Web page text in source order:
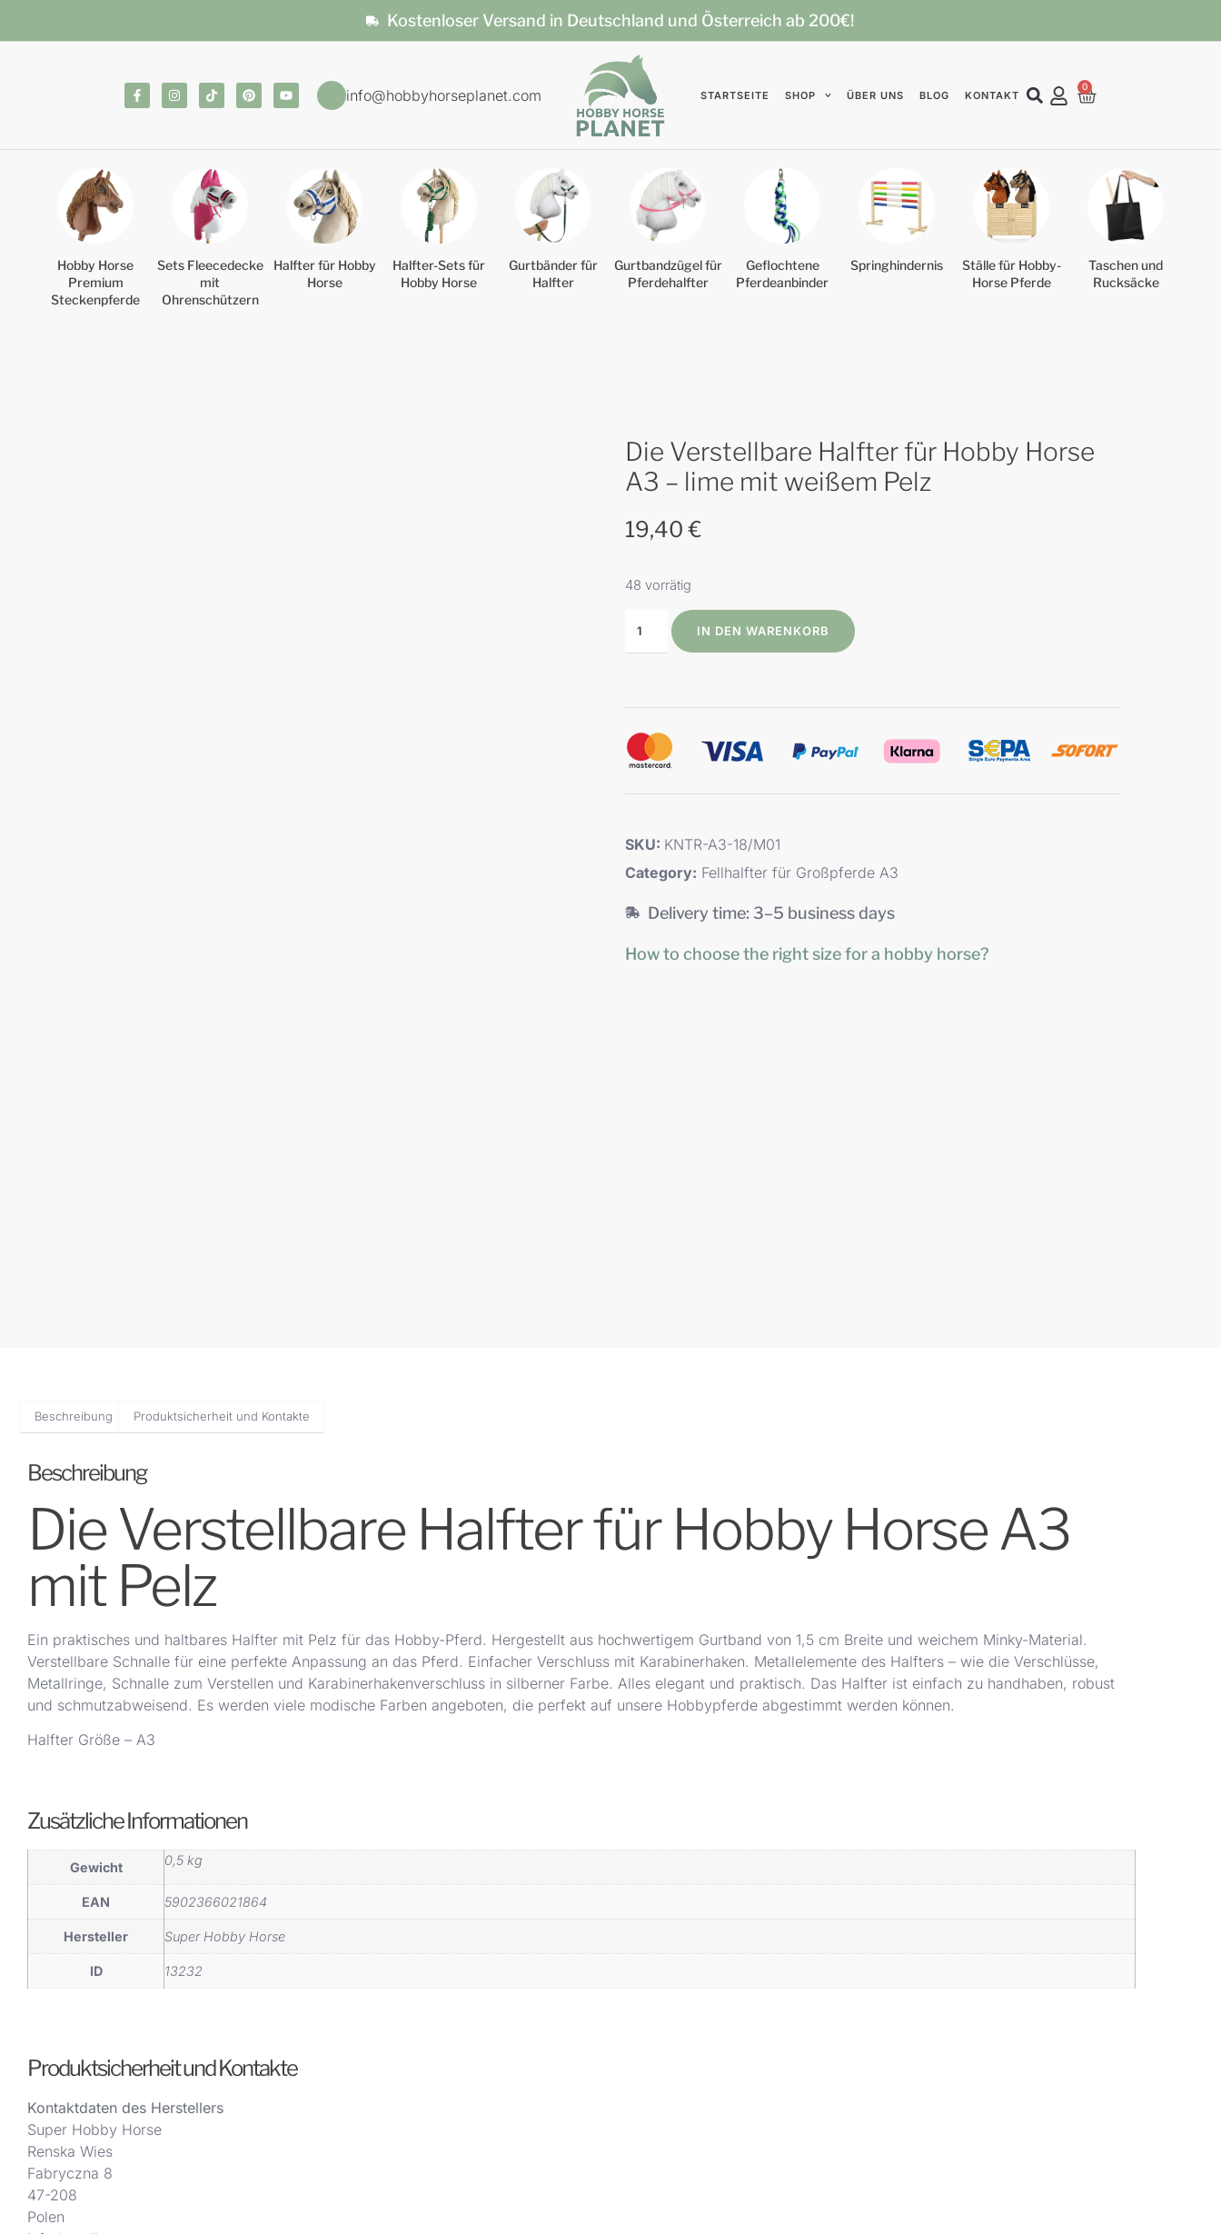
Kostenloser Versand in Deutschland und Österreich ab 200€!
info@hobbyhorseplanet.com STARTSEITE SHOP ÜBER UNS BLOG KONTAKT
0
Hobby Horse
Premium
Steckenpferde
Sets Fleecedecke
mit
Ohrenschützern
Halfter für Hobby
Horse
Halfter-Sets für
Hobby Horse
Gurtbänder für
Halfter
Gurtbandzügel für
Pferdehalfter
Geflochtene
Pferdeanbinder
Springhindernis
Ställe für Hobby-
Horse Pferde
Taschen und
Rucksäcke
Die Verstellbare Halfter für Hobby Horse
A3 – lime mit weißem Pelz
19,40€
48 vorrätig
IN DEN WARENKORB
SKU: KNTR-A3-18/M01
Category: Fellhalfter für Großpferde A3
Delivery time: 3–5 business days
How to choose the right size for a hobby horse?
Beschreibung Produktsicherheit und Kontakte
Beschreibung
Die Verstellbare Halfter für Hobby Horse A3
mit Pelz
Ein praktisches und haltbares Halfter mit Pelz für das Hobby-Pferd. Hergestellt aus hochwertigem Gurtband von 1,5 cm Breite und weichem Minky-Material.
Verstellbare Schnalle für eine perfekte Anpassung an das Pferd. Einfacher Verschluss mit Karabinerhaken. Metallelemente des Halfters – wie die Verschlüsse,
Metallringe, Schnalle zum Verstellen und Karabinerhakenverschluss in silberner Farbe. Alles elegant und praktisch. Das Halfter ist einfach zu handhaben, robust
und schmutzabweisend. Es werden viele modische Farben angeboten, die perfekt auf unsere Hobbypferde abgestimmt werden können.
Halfter Größe – A3
Zusätzliche Informationen
Gewicht 0,5 kg
EAN 5902366021864
Hersteller Super Hobby Horse
ID 13232
Produktsicherheit und Kontakte
Kontaktdaten des Herstellers
Super Hobby Horse
Renska Wies
Fabryczna 8
47-208
Polen